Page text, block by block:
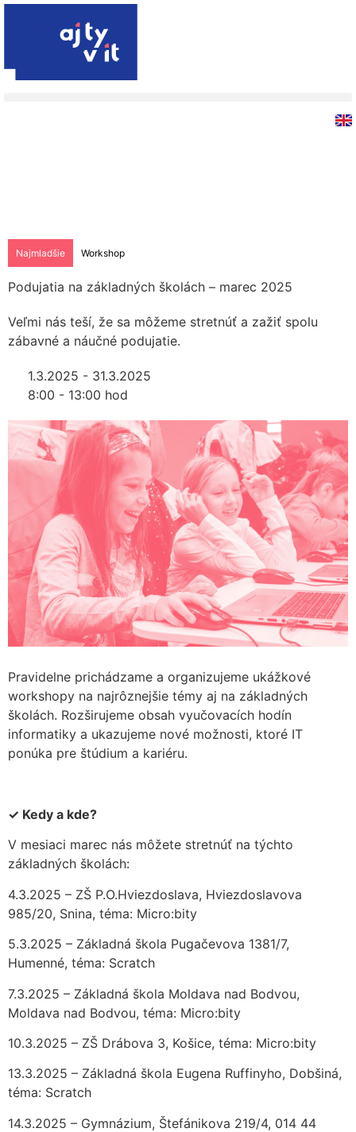
Najmladšie Workshop
Podujatia na základných školách – marec 2025
Veľmi nás teší, že sa môžeme stretnúť a zažiť spolu
zábavné a náučné podujatie.
1.3.2025 - 31.3.2025
8:00 - 13:00 hod
Pravidelne prichádzame a organizujeme ukážkové
workshopy na najrôznejšie témy aj na základných
školách. Rozširujeme obsah vyučovacích hodín
informatiky a ukazujeme nové možnosti, ktoré IT
ponúka pre štúdium a kariéru.
✓ Kedy a kde?
V mesiaci marec nás môžete stretnúť na týchto
základných školách:
4.3.2025 – ZŠ P.O.Hviezdoslava, Hviezdoslavova
985/20, Snina, téma: Micro:bity
5.3.2025 – Základná škola Pugačevova 1381/7,
Humenné, téma: Scratch
7.3.2025 – Základná škola Moldava nad Bodvou,
Moldava nad Bodvou, téma: Micro:bity
10.3.2025 – ZŠ Drábova 3, Košice, téma: Micro:bity
13.3.2025 – Základná škola Eugena Ruffinyho, Dobšiná,
téma: Scratch
14.3.2025 – Gymnázium, Štefánikova 219/4, 014 44